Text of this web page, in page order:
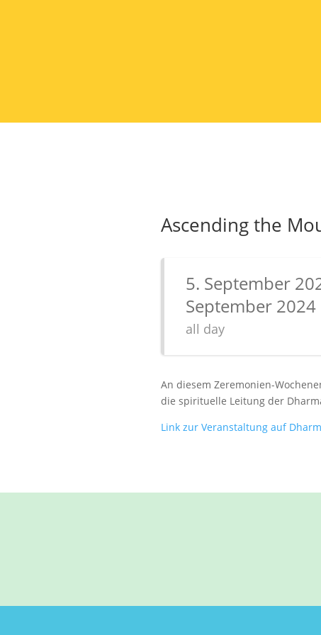
Ascending the
5. September
September 2024
all day
An diesem Zeremonien-
die spirituelle Leitung der
Link zur Veranstaltung auf